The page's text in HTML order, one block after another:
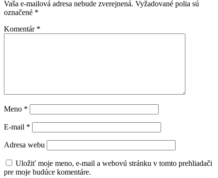
Vaša e-mailová adresa nebude zverejnená. Vyžadované polia sú
označené *
Komentár *
Meno *
E-mail *
Adresa webu
Uložiť moje meno, e-mail a webovú stránku v tomto prehliadači
pre moje budúce komentáre.